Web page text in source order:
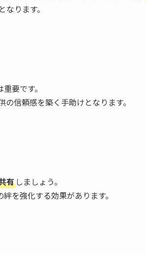
なります。
要です。
の信頼感を築く手助けとなります。
有 しましょう。
を強化する効果があります。